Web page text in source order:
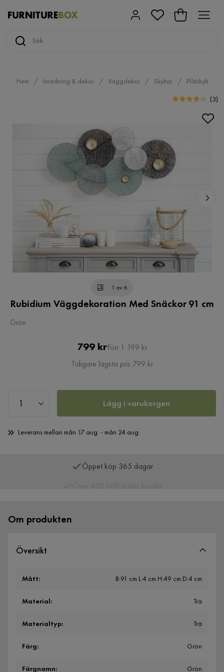
Hem Inredning & dekor Väggdekor Skyltar
Plåtskylt
(3)
1 av 6
Rubidium Väggdekoration Med Snäckor 91 cm
Grön
Pris
799 kr Original
Pris
Förr 1 199 kr
Tidigare lägsta pris 799 kr
Lägg i varukorgen
Leverans mellan mån 17 aug. - mån 24 aug.
Över 400 000 nöjda kunder
Om produkten
Översikt
Mått: B:91 cm L:4 cm H:49 cm D:4 cm
Material: Trä
Materialtyp: Trä
Färg: Grön
Färgnamn: Grön